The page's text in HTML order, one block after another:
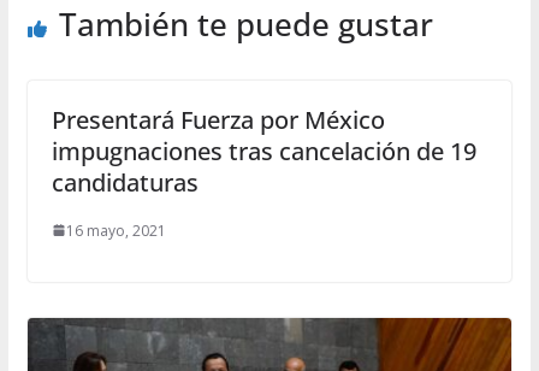
También te puede gustar
Presentará Fuerza por México
impugnaciones tras cancelación de 19
candidaturas
16 mayo, 2021